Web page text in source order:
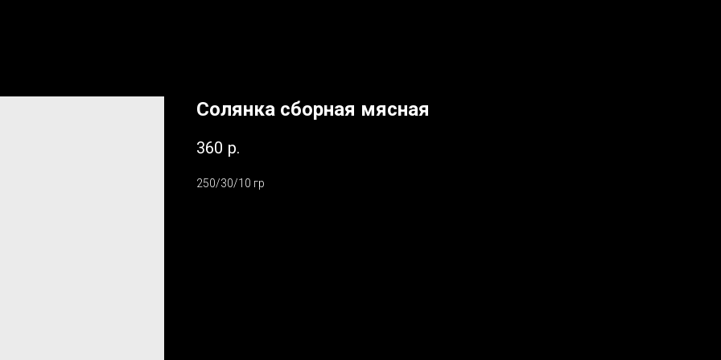
Солянка сборная мясная
360 р.
250/30/10 гр